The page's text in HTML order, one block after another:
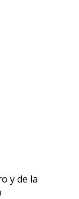
y de la